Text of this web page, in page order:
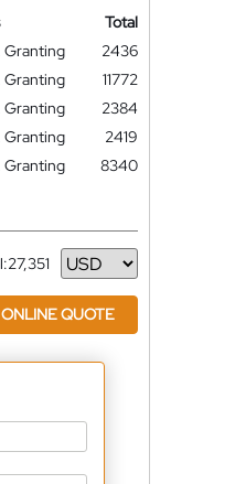
Total
Granting
2436
Granting
11772
Granting
2384
Granting
2419
Granting
8340
27,351
ONLINE QUOTE